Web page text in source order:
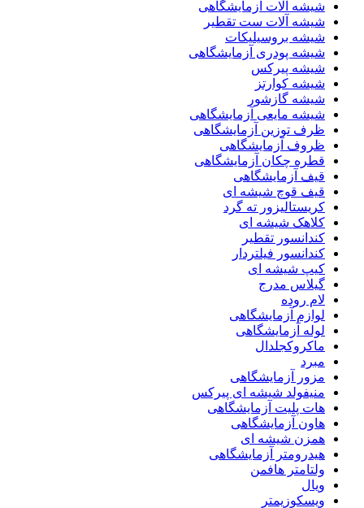
شیشه آلات آزمایشگاهی
شیشه آلات ست تقطیر
شیشه بروسیلیکات
شیشه پودری آزمایشگاهی
شیشه پیرکس
شیشه کوارتز
شیشه گازشور
شیشه مایعی آزمایشگاهی
ظرف توزین آزمایشگاهی
ظروف آزمایشگاهی
قطره چکان آزمایشگاهی
قیف آزمایشگاهی
قیف قوچ شیشه ای
کریستالیزور ته گرد
کلاهک شیشه ای
کندانسور تقطیر
کندانسور فیلتردار
کیپ شیشه ای
گیلاس مدرج
لام روده
لوازم آزمایشگاهی
لوله آزمایشگاهی
ماکروکجلدال
مبرد
مزور آزمایشگاهی
منیفولد شیشه ای پیرکس
هات پلیت آزمایشگاهی
هاون آزمایشگاهی
همزن شیشه ای
هیدرومتر آزمایشگاهی
ولتامتر هافمن
ویال
ویسکوزیمتر